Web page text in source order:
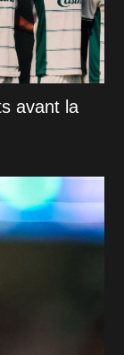
avant la